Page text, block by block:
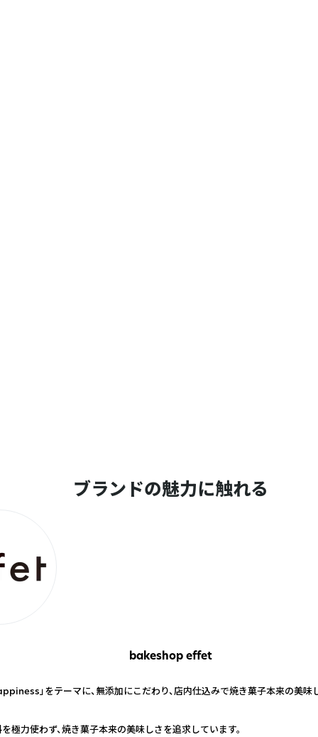
ブランドの魅力に触れる
bakeshop effet
」をテーマに、無添加にこだわり、店内仕込みで焼き菓子本来の美味
極力使わず、焼き菓子本来の美味しさを追求しています。